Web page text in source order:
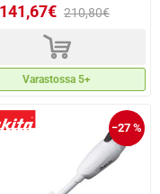
141,67€ 210,80€
d
Varastossa 5+
−27 %